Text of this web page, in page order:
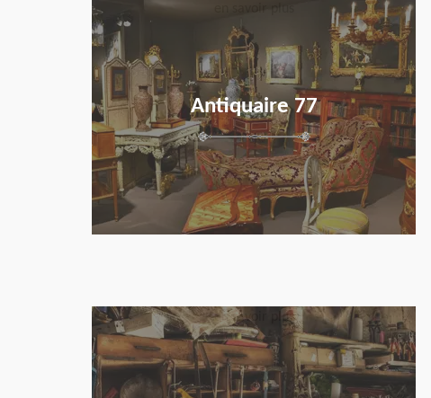
Antiquaire 77
en savoir plus